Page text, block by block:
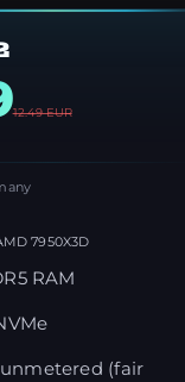
12.49EUR
7950X3D
RAM
unmetered (fair